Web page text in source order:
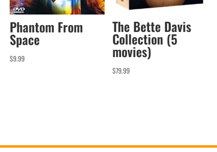
Phantom From
Space
$9.99
The Bette Davis
Collection (5
movies)
$79.99